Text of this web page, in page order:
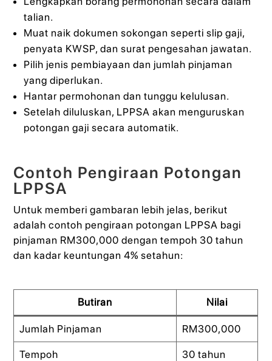
talian.
Muat naik dokumen sokongan seperti slip gaji,
penyata KWSP, dan surat pengesahan jawatan.
Pilih jenis pembiayaan dan jumlah pinjaman
yang diperlukan.
Hantar permohonan dan tunggu kelulusan.
Setelah diluluskan, LPPSA akan menguruskan
potongan gaji secara automatik.
Contoh Pengiraan Potongan
LPPSA
Untuk memberi gambaran lebih jelas, berikut
adalah contoh pengiraan potongan LPPSA bagi
pinjaman RM300,000 dengan tempoh 30 tahun
dan kadar keuntungan 4% setahun:
Butiran Nilai
Jumlah Pinjaman RM300,000
Tempoh 30 tahun